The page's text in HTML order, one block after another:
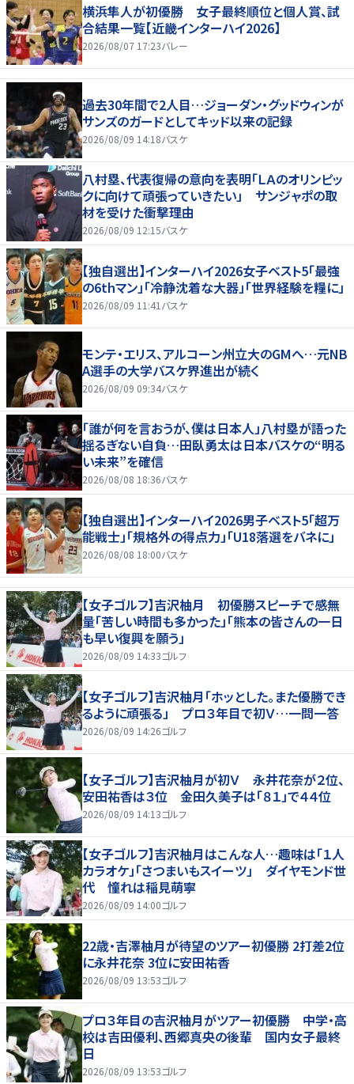
横浜隼人が初優勝 女子最終順位と個人賞、試
合結果一覧【近畿インターハイ2026】
2026/08/07 17:23バレー
過去30年間で2人目…ジョーダン・グッドウィンが
サンズのガードとしてキッド以来の記録
2026/08/09 14:18バスケ
八村塁、代表復帰の意向を表明「ＬＡのオリンピッ
クに向けて頑張っていきたい」 サンジャポの取
材を受けた衝撃理由
2026/08/09 12:15バスケ
【独自選出】インターハイ2026女子ベスト5「最強
の6thマン」「冷静沈着な大器」「世界経験を糧に」
2026/08/09 11:41 バスケ
モンテ・エリス、アルコーン州立大のGMへ…元NB
A選手の大学バスケ界進出が続く
2026/08/09 09:34バスケ
「誰が何を言おうが、僕は日本人」八村塁が語った
揺るぎない自負…田臥勇太は日本バスケの“明る
い未来”を確信
2026/08/08 18:36バスケ
【独自選出】インターハイ2026男子ベスト5「超万
能戦士」「規格外の得点力」「U18落選をバネに」
2026/08/08 18:00バスケ
【女子ゴルフ】吉沢柚月 初優勝スピーチで感無
量「苦しい時間も多かった」「熊本の皆さんの一日
も早い復興を願う」
2026/08/09 14:33ゴルフ
【女子ゴルフ】吉沢柚月「ホッとした。また優勝でき
るように頑張る」 プロ３年目で初Ｖ…一問一答
2026/08/09 14:26ゴルフ
【女子ゴルフ】吉沢柚月が初Ｖ 永井花奈が２位、
安田祐香は３位 金田久美子は「８１」で４４位
2026/08/09 14:13ゴルフ
【女子ゴルフ】吉沢柚月はこんな人…趣味は「１人
カラオケ」「さつまいもスイーツ」 ダイヤモンド世
代 憧れは稲見萌寧
2026/08/09 14:00ゴルフ
22歳・吉澤柚月が待望のツアー初優勝 2打差2位
に永井花奈 3位に安田祐香
2026/08/09 13:53ゴルフ
プロ３年目の吉沢柚月がツアー初優勝 中学・高
校は吉田優利、西郷真央の後輩 国内女子最終
日
2026/08/09 13:53ゴルフ